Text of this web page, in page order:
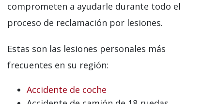
comprometen a ayudarle durante todo el
proceso de reclamación por lesiones.
Estas son las lesiones personales más
frecuentes en su región:
Accidente de coche